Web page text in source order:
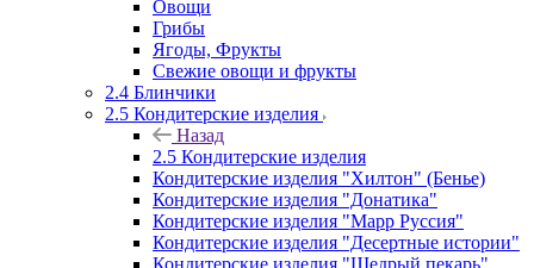
Овощи
Грибы
Ягоды, Фрукты
Свежие овощи и фрукты
2.4 Блинчики
2.5 Кондитерские изделия
Назад
2.5 Кондитерские изделия
Кондитерские изделия "Хилтон" (Бенье)
Кондитерские изделия "Донатика"
Кондитерские изделия "Марр Руссия"
Кондитерские изделия "Десертные истории"
Кондитерские изделия "Щедрый пекарь"